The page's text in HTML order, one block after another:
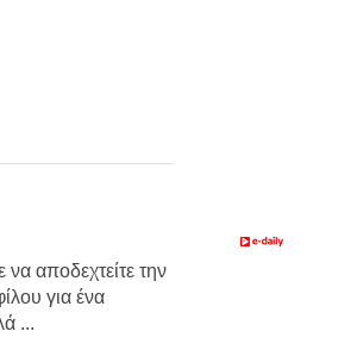
αποδεχτείτε την
για ένα
...